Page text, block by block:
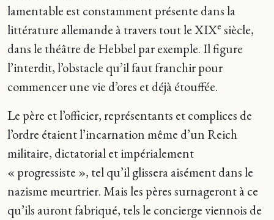
lamentable est constamment présente dans la
littérature allemande à travers tout le XIXe siècle,
dans le théâtre de Hebbel par exemple. Il figure
l’interdit, l’obstacle qu’il faut franchir pour
commencer une vie d’ores et déjà étouffée.
Le père et l’officier, représentants et complices de
l’ordre étaient l’incarnation même d’un Reich
militaire, dictatorial et impérialement
« progressiste », tel qu’il glissera aisément dans le
nazisme meurtrier. Mais les pères surnageront à ce
qu’ils auront fabriqué, tels le concierge viennois de